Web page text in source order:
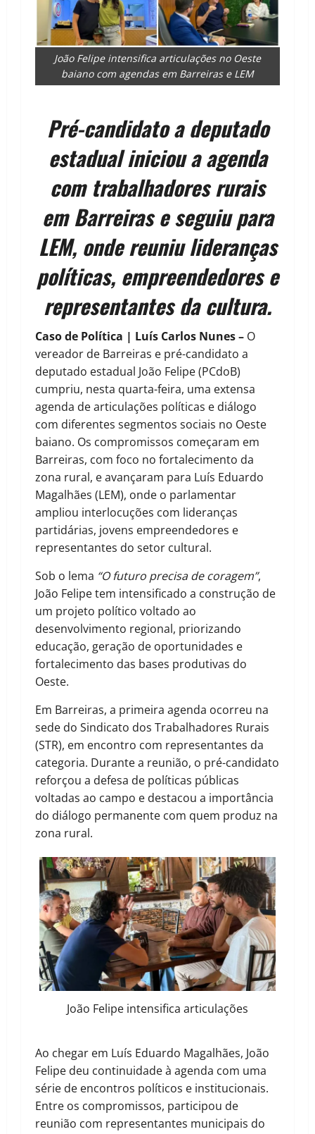
João Felipe intensifica articulações no Oeste
baiano com agendas em Barreiras e LEM
Pré-candidato a deputado
estadual iniciou a agenda
com trabalhadores rurais
em Barreiras e seguiu para
LEM, onde reuniu lideranças
políticas, empreendedores e
representantes da cultura.
Caso de Política | Luís Carlos Nunes – O
vereador de Barreiras e pré-candidato a
deputado estadual João Felipe (PCdoB)
cumpriu, nesta quarta-feira, uma extensa
agenda de articulações políticas e diálogo
com diferentes segmentos sociais no Oeste
baiano. Os compromissos começaram em
Barreiras, com foco no fortalecimento da
zona rural, e avançaram para Luís Eduardo
Magalhães (LEM), onde o parlamentar
ampliou interlocuções com lideranças
partidárias, jovens empreendedores e
representantes do setor cultural.
Sob o lema “O futuro precisa de coragem”,
João Felipe tem intensificado a construção de
um projeto político voltado ao
desenvolvimento regional, priorizando
educação, geração de oportunidades e
fortalecimento das bases produtivas do
Oeste.
Em Barreiras, a primeira agenda ocorreu na
sede do Sindicato dos Trabalhadores Rurais
(STR), em encontro com representantes da
categoria. Durante a reunião, o pré-candidato
reforçou a defesa de políticas públicas
voltadas ao campo e destacou a importância
do diálogo permanente com quem produz na
zona rural.
João Felipe intensifica articulações
Ao chegar em Luís Eduardo Magalhães, João
Felipe deu continuidade à agenda com uma
série de encontros políticos e institucionais.
Entre os compromissos, participou de
reunião com representantes municipais do